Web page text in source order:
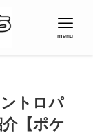
menu
トロパ
【ポケ